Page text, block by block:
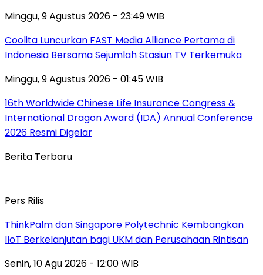
Minggu, 9 Agustus 2026 - 23:49 WIB
Coolita Luncurkan FAST Media Alliance Pertama di
Indonesia Bersama Sejumlah Stasiun TV Terkemuka
Minggu, 9 Agustus 2026 - 01:45 WIB
16th Worldwide Chinese Life Insurance Congress &
International Dragon Award (IDA) Annual Conference
2026 Resmi Digelar
Berita Terbaru
Pers Rilis
ThinkPalm dan Singapore Polytechnic Kembangkan
IIoT Berkelanjutan bagi UKM dan Perusahaan Rintisan
Senin, 10 Agu 2026 - 12:00 WIB